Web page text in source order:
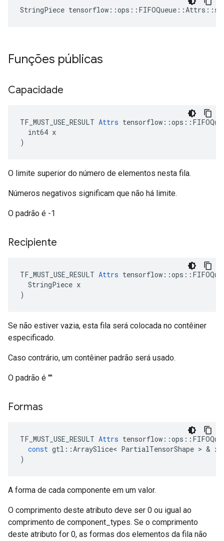
StringPiece
Funções públicas
Capacidade
TF_MUST_USE_RESULT Attrs
  int64 x
)
O limite superior do número de elementos nesta fila.
Números negativos significam que não há limite.
O padrão é -1
Recipiente
TF_MUST_USE_RESULT Attrs
  StringPiece x
)
Se não estiver vazia, esta fila será colocada no contêiner
especificado.
Caso contrário, um contêiner padrão será usado.
O padrão é ""
Formas
TF_MUST_USE_RESULT Attrs tensorflow ::ops ::
const gtl ::ArraySlice< PartialTensorShape > & x
)
A forma de cada componente em um valor.
O comprimento deste atributo deve ser 0 ou igual ao
comprimento de component_types. Se o comprimento
deste atributo for 0, as formas dos elementos da fila não